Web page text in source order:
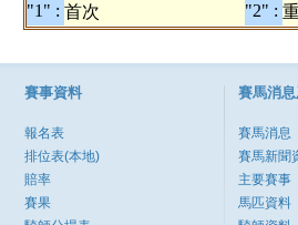
"1" : 首次 "2" :
賽事資料
報名表
排位表(本地)
賠率
賽果
賽馬消
賽馬消息
賽馬新聞
主要賽事
馬匹資料